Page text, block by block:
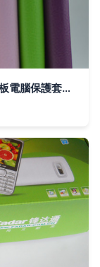
華碩 FE170CG皮套ASUS FonePad 7 平板電腦保護套荔枝紋支架 - 華碩 FE170CG皮套ASUS FonePad 7 平板電腦保護套荔枝紋支架廠家 - 華碩 FE170CG皮套ASUS FonePad 7 平板電腦保護套荔枝紋支架價格 - 深圳市福田區泰英通信器材配套專業市場新超越通訊行 -